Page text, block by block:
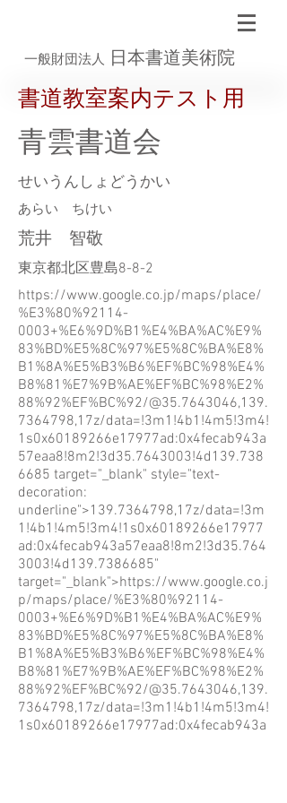
一般財団法人 日本書道美術院
書道教室案内テスト用
青雲書道会
せいうんしょどうかい
あらい ちけい
荒井 智敬
東京都北区豊島8-8-2
https://www.google.co.jp/maps/place/
%E3%80%92114-
0003+%E6%9D%B1%E4%BA%AC%E9%
83%BD%E5%8C%97%E5%8C%BA%E8%
B1%8A%E5%B3%B6%EF%BC%98%E4%
B8%81%E7%9B%AE%EF%BC%98%E2%
88%92%EF%BC%92/@35.7643046,139.
7364798,17z/data=!3m1!4b1!4m5!3m4!
1s0x60189266e17977ad:0x4fecab943a
57eaa8!8m2!3d35.7643003!4d139.738
6685 target="_blank" style="text-
decoration:
underline">139.7364798,17z/data=!3m
1!4b1!4m5!3m4!1s0x60189266e17977
ad:0x4fecab943a57eaa8!8m2!3d35.764
3003!4d139.7386685"
target="_blank">https://www.google.co.j
p/maps/place/%E3%80%92114-
0003+%E6%9D%B1%E4%BA%AC%E9%
83%BD%E5%8C%97%E5%8C%BA%E8%
B1%8A%E5%B3%B6%EF%BC%98%E4%
B8%81%E7%9B%AE%EF%BC%98%E2%
88%92%EF%BC%92/@35.7643046,139.
7364798,17z/data=!3m1!4b1!4m5!3m4!
1s0x60189266e17977ad:0x4fecab943a